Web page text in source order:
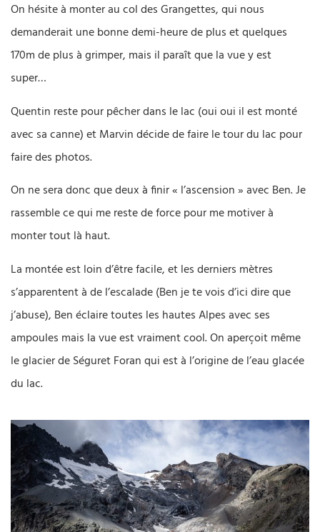
On hésite à monter au col des Grangettes, qui nous
demanderait une bonne demi-heure de plus et quelques
170m de plus à grimper, mais il paraît que la vue y est
super…
Quentin reste pour pêcher dans le lac (oui oui il est monté
avec sa canne) et Marvin décide de faire le tour du lac pour
faire des photos.
On ne sera donc que deux à finir « l’ascension » avec Ben. Je
rassemble ce qui me reste de force pour me motiver à
monter tout là haut.
La montée est loin d’être facile, et les derniers mètres
s’apparentent à de l’escalade (Ben je te vois d’ici dire que
j’abuse), Ben éclaire toutes les hautes Alpes avec ses
ampoules mais la vue est vraiment cool. On aperçoit même
le glacier de Séguret Foran qui est à l’origine de l’eau glacée
du lac.